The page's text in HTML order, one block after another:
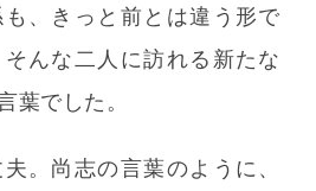
、きっと前とは違う形で
んな二人に訪れる新たな
葉でした。
。尚志の言葉のように、